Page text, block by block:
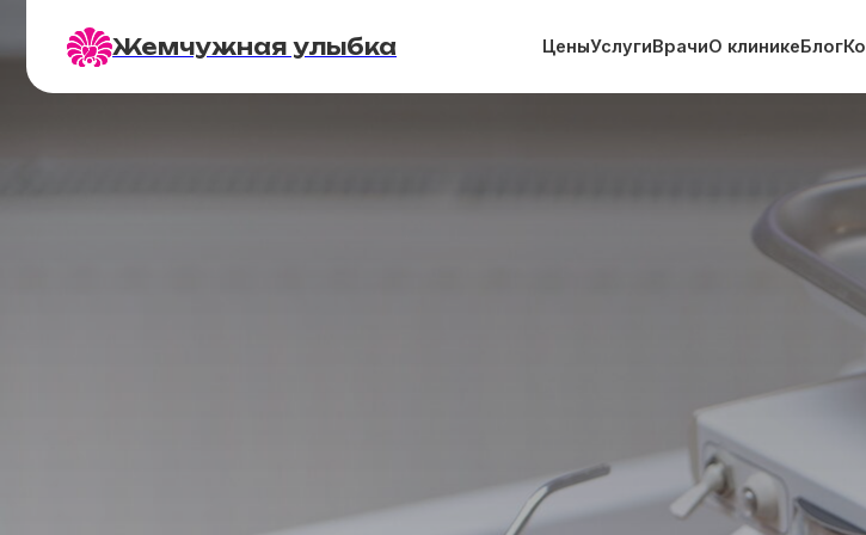
Жемчужная улыбка УслугиВрачиО клиникеБлогКонтакты